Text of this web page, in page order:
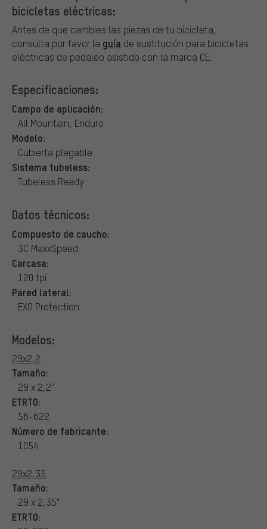
bicicletas eléctricas:
Antes de que cambies las piezas de tu bicicleta,
consulta por favor la guía de sustitución para bicicletas
eléctricas de pedaleo asistido con la marca CE.
Especificaciones:
Campo de aplicación:
All Mountain, Enduro
Modelo:
Cubierta plegable
Sistema tubeless:
Tubeless Ready
Datos técnicos:
Compuesto de caucho:
3C MaxxSpeed
Carcasa:
120 tpi
Pared lateral:
EXO Protection
Modelos:
29x2,2
Tamaño:
29 x 2,2"
ETRTO:
56-622
Número de fabricante:
1054
29x2,35
Tamaño:
29 x 2,35"
ETRTO: